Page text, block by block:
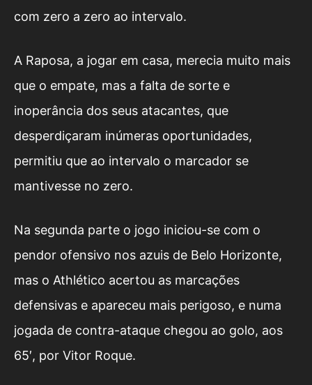
com zero a zero ao intervalo.
A Raposa, a jogar em casa, merecia muito mais
que o empate, mas a falta de sorte e
inoperância dos seus atacantes, que
desperdiçaram inúmeras oportunidades,
permitiu que ao intervalo o marcador se
mantivesse no zero.
Na segunda parte o jogo iniciou-se com o
pendor ofensivo nos azuis de Belo Horizonte,
mas o Athlético acertou as marcações
defensivas e apareceu mais perigoso, e numa
jogada de contra-ataque chegou ao golo, aos
65′, por Vitor Roque.